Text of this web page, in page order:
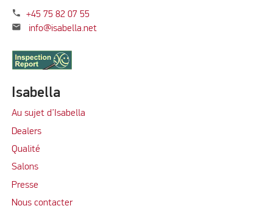
phone +45 75 82 07 55
mail info@isabella.net
Isabella
Au sujet d’Isabella
Dealers
Qualité
Salons
Presse
Nous contacter